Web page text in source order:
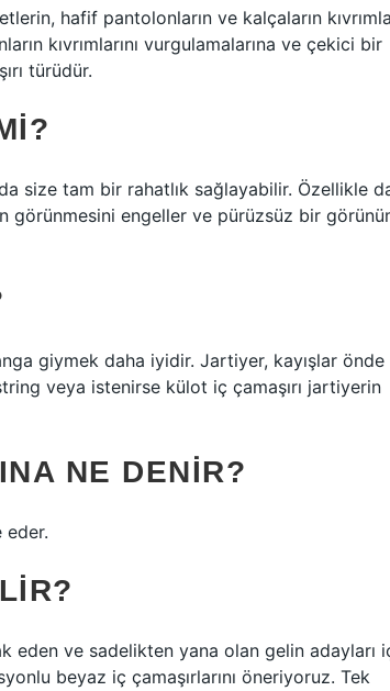
hafif pantolonların ve kalçaların
kıvrımlarını vurgulamalarına ve çekici bir
türüdür.
size tam bir rahatlık sağlayabilir. Özellikle
görünmesini engeller ve pürüzsüz bir
giymek daha iyidir. Jartiyer, kayışlar önde
veya istenirse külot iç çamaşırı jartiyerin
NE DENIR?
eder.
eden ve sadelikten yana olan gelin adayları
beyaz iç çamaşırlarını öneriyoruz. Tek